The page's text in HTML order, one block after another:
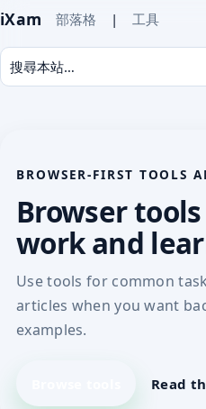
iXam 部落格 | 工具
BROWSER-FIRST TOOLS
Browser
work and
Use tools for common
articles when you want
examples.
Read